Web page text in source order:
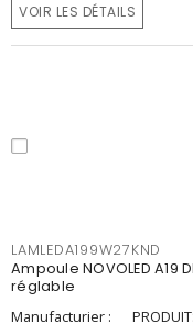
VOIR LES DÉTAILS
LAMLEDA199W27KND
Ampoule NOVOLED A19
réglable
Manufacturier :